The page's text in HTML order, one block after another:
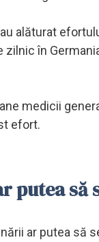
alăturat
în
medicii
efort.
putea să
ar putea să